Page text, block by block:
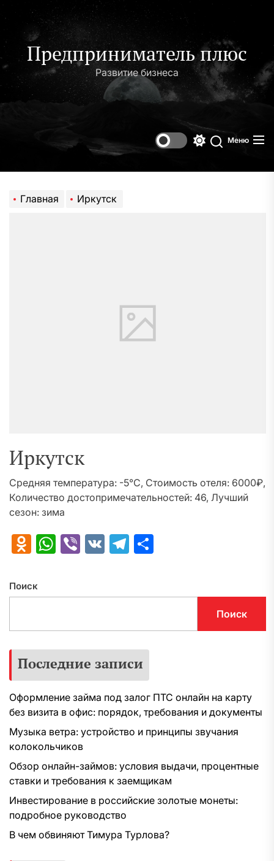
содержимому
Предприниматель плюс
Развитие бизнеса
Поиск
Меню
Главная Иркутск
Иркутск
Средняя температура: -5°C, Стоимость отеля: 6000₽,
Количество достопримечательностей: 46, Лучший
сезон: зима
Odnoklassniki
WhatsApp
Viber
VK Telegram
Поиск
Поиск
Последние записи
Оформление займа под залог ПТС онлайн на карту
без визита в офис: порядок, требования и документы
Музыка ветра: устройство и принципы звучания
колокольчиков
Обзор онлайн-займов: условия выдачи, процентные
ставки и требования к заемщикам
Инвестирование в российские золотые монеты:
подробное руководство
В чем обвиняют Тимура Турлова?